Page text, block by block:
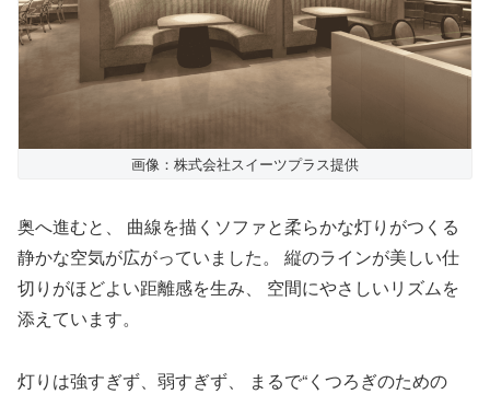
画像：株式会社スイーツプラス提供
奥へ進むと、 曲線を描くソファと柔らかな灯りがつくる
静かな空気が広がっていました。 縦のラインが美しい仕
切りがほどよい距離感を生み、 空間にやさしいリズムを
添えています。
灯りは強すぎず、弱すぎず、 まるで“くつろぎのための